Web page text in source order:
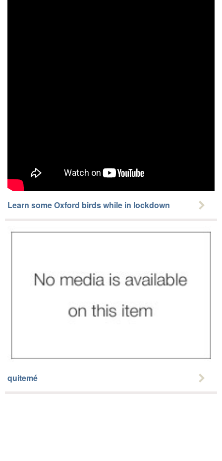
Learn some Oxford birds while in lockdown
quitemé